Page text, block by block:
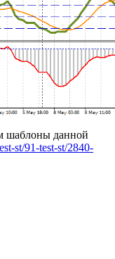
шаблоны данной
st/91-test-st/2840-